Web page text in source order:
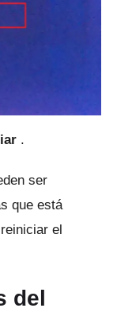
.
ser
que está
el
del